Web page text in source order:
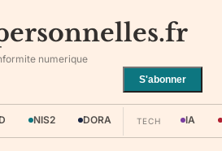
numerique
S'abonner
NIS2 DORA TECH IA